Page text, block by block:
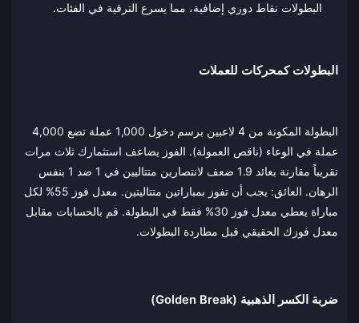
البطولات نقاط دوري إضافية، مما يسرع الترقية في الفئات.
البطولات كمحركات للعملات
البطولة المكونة من 4 لاعبين برسم دخول 1,000 عملة تضع 4,000
عملة في الوعاء (ناقص العمولة). الفوز يضاعف استثمارك ثلاث مرات
تقريباً مقارنة بعائد 1.9 ضعف لانتصارين متتاليين في 1 ضد 1 بنفس
الرهان. العائق: يجب أن تفوز بمباراتين متتاليتين. معدل فوز 55% لكل
مباراة يعطي معدل فوز 30% فقط في البطولة. قم بالحسابات مقابل
معدل فوزك الحقيقي قبل مطاردة البطولات.
ضربة الكسر الذهبية (Golden Break)